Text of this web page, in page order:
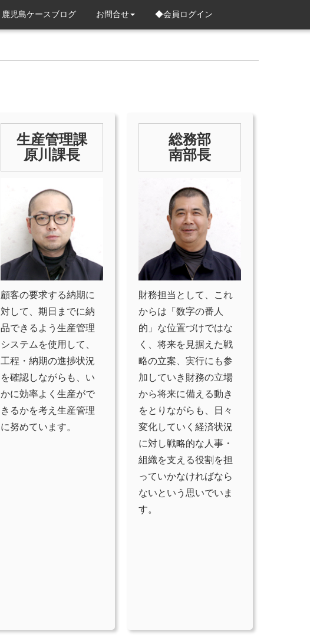
鹿児島ケースブログ お問合せ ◆会員ログイン
生産管理課
原川課長
顧客の要求する納期に
対して、期日までに納
品できるよう生産管理
システムを使用して、
工程・納期の進捗状況
を確認しながらも、い
かに効率よく生産がで
きるかを考え生産管理
に努めています。
総務部
南部長
財務担当として、これ
からは「数字の番人
的」な位置づけではな
く、将来を見据えた戦
略の立案、実行にも参
加していき財務の立場
から将来に備える動き
をとりながらも、日々
変化していく経済状況
に対し戦略的な人事・
組織を支える役割を担
っていかなければなら
ないという思いでいま
す。